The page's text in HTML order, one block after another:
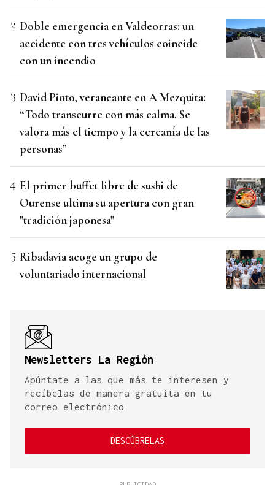
Doble emergencia en Valdeorras: un
accidente con tres vehículos coincide
con un incendio
David Pinto, veraneante en A Mezquita:
“Todo transcurre con más calma. Se
valora más el tiempo y la cercanía de las
personas”
El primer buffet libre de sushi de
Ourense ultima su apertura con gran
"tradición japonesa"
Ribadavia acoge un grupo de
voluntariado internacional
Newsletters La Región
Apúntate a las que más te interesen y
recíbelas de manera gratuita en tu
correo electrónico
DESCÚBRELAS